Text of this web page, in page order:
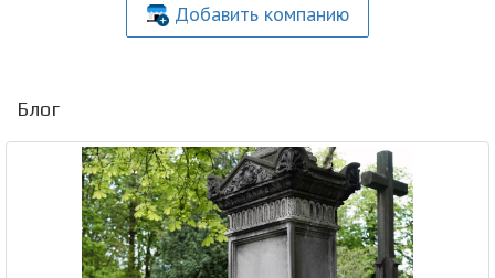
Добавить компанию
Блог